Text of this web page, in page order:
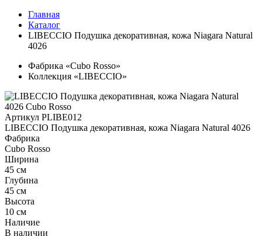
Главная
Каталог
LIBECCIO Подушка декоративная, кожа Niagara Natural
4026
Фабрика «Cubo Rosso»
Коллекция «LIBECCIO»
Артикул PLIBE012
LIBECCIO Подушка декоративная, кожа Niagara Natural 4026
Фабрика
Cubo Rosso
Ширина
45 см
Глубина
45 см
Высота
10 см
Наличие
В наличии